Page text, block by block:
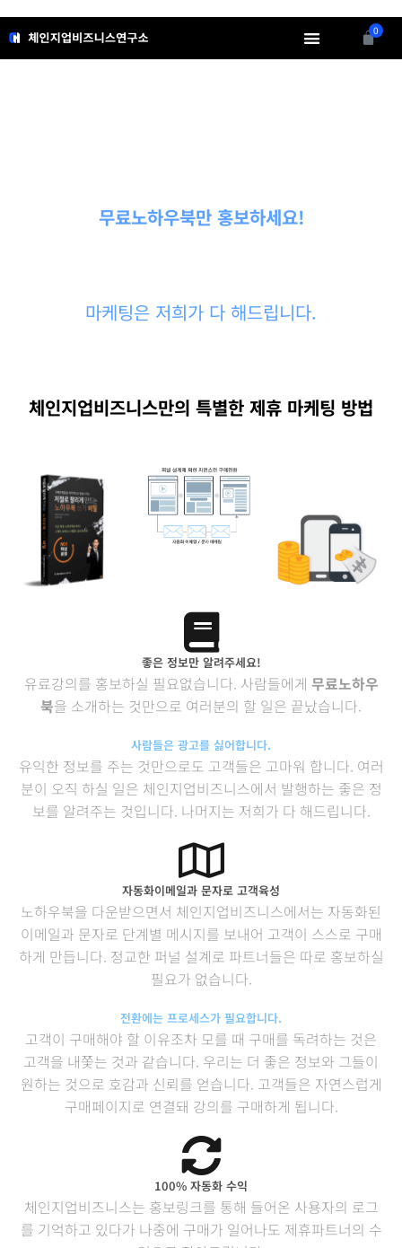
텐
츠
0
Cart
무료노하우북만 홍보하세요!
마케팅은 저희가 다 해드립니다.
체인지업비즈니스만의 특별한 제휴 마케팅 방법
좋은 정보만 알려주세요!
유료강의를 홍보하실 필요없습니다. 사람들에게 무료노하우
북을 소개하는 것만으로 여러분의 할 일은 끝났습니다.
사람들은 광고를 싫어합니다.
유익한 정보를 주는 것만으로도 고객들은 고마워 합니다. 여러
분이 오직 하실 일은 체인지업비즈니스에서 발행하는 좋은 정
보를 알려주는 것입니다. 나머지는 저희가 다 해드립니다.
자동화이메일과 문자로 고객육성
노하우북을 다운받으면서 체인지업비즈니스에서는 자동화된
이메일과 문자로 단계별 메시지를 보내어 고객이 스스로 구매
하게 만듭니다. 정교한 퍼널 설계로 파트너들은 따로 홍보하실
필요가 없습니다.
전환에는 프로세스가 필요합니다.
고객이 구매해야 할 이유조차 모를 때 구매를 독려하는 것은
고객을 내쫓는 것과 같습니다. 우리는 더 좋은 정보와 그들이
원하는 것으로 호감과 신뢰를 얻습니다. 고객들은 자연스럽게
구매페이지로 연결돼 강의를 구매하게 됩니다.
100% 자동화 수익
체인지업비즈니스는 홍보링크를 통해 들어온 사용자의 로그
를 기억하고 있다가 나중에 구매가 일어나도 제휴파트너의 수